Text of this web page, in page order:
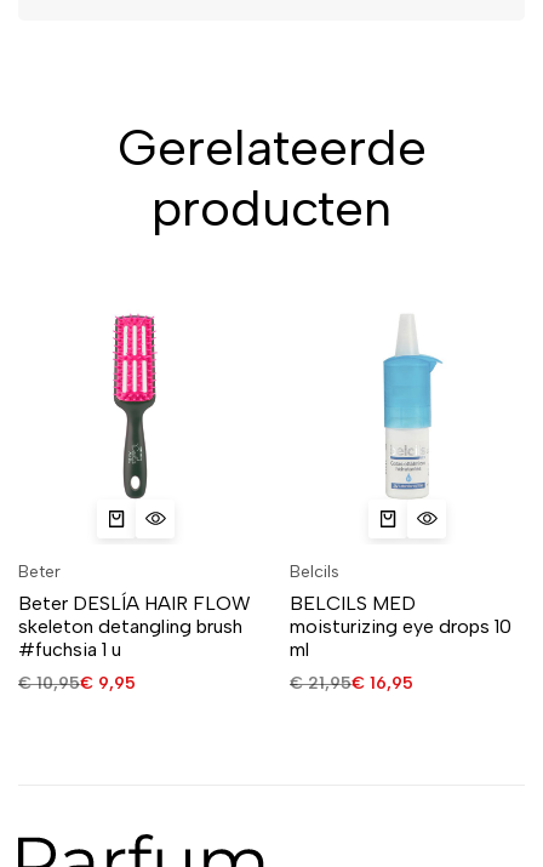
Gerelateerde
producten
Beter
Beter DESLÍA HAIR FLOW
skeleton detangling brush
#fuchsia 1 u
€10,95€ 9,95
Belcils
BELCILS MED
moisturizing eye drops 10
ml
€21,95€ 16,95